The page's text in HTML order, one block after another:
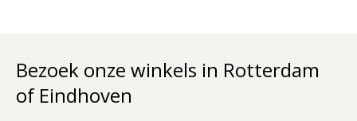
Bezoek onze winkels in Rotterdam
of Eindhoven